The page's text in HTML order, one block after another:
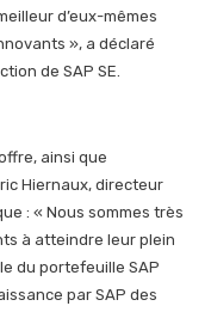
d’eux-mêmes
», a déclaré
de SAP SE.
ainsi que
Hiernaux, directeur
: « Nous sommes très
à atteindre leur plein
du portefeuille SAP
par SAP des